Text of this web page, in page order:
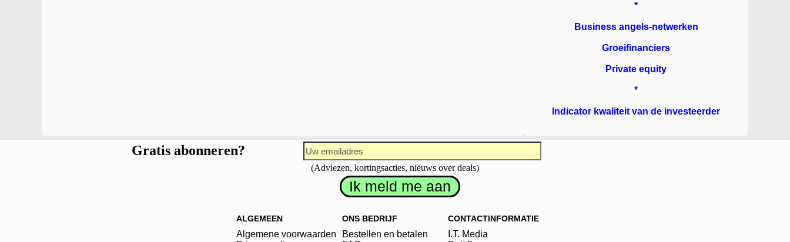
*
Business angels-netwerken
Groeifinanciers
Private equity
*
Indicator kwaliteit van de investeerder
Gratis abonneren?
(Adviezen, kortingsacties, nieuws over deals)
ALGEMEEN
Algemene voorwaarden
ONS BEDRIJF
Bestellen en betalen
CONTACTINFORMATIE
I.T. Media